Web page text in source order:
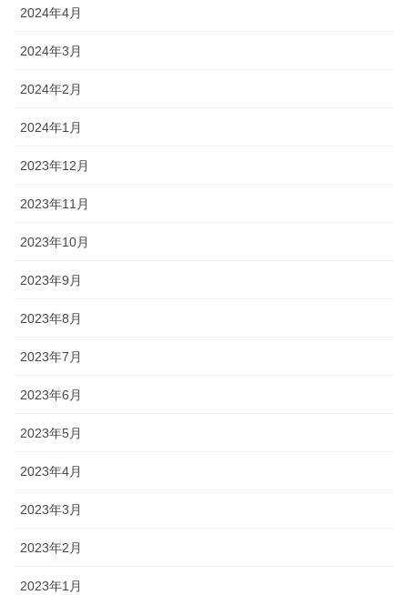
2024年4月
2024年3月
2024年2月
2024年1月
2023年12月
2023年11月
2023年10月
2023年9月
2023年8月
2023年7月
2023年6月
2023年5月
2023年4月
2023年3月
2023年2月
2023年1月